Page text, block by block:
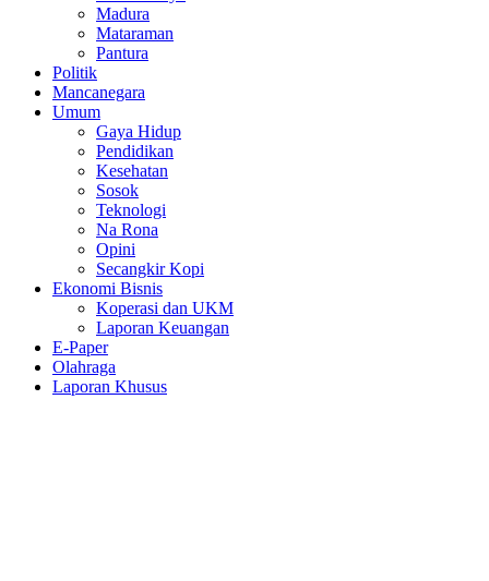
Madura
Mataraman
Pantura
Politik
Mancanegara
Umum
Gaya Hidup
Pendidikan
Kesehatan
Sosok
Teknologi
Na Rona
Opini
Secangkir Kopi
Ekonomi Bisnis
Koperasi dan UKM
Laporan Keuangan
E-Paper
Olahraga
Laporan Khusus